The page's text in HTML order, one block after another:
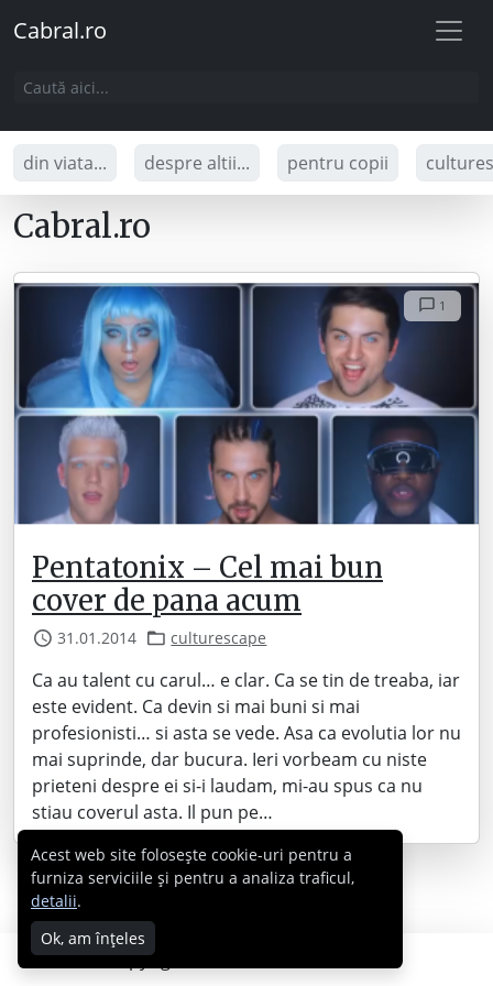
Cabral.ro
din viata... despre altii... pentru copii
Cabral.ro
1
Pentatonix – Cel mai bun
cover de pana acum
31.01.2014 culturescape
Ca au talent cu carul… e clar. Ca se tin de treaba, iar
este evident. Ca devin si mai buni si mai
profesionisti… si asta se vede. Asa ca evolutia lor nu
mai suprinde, dar bucura. Ieri vorbeam cu niste
prieteni despre ei si-i laudam, mi-au spus ca nu
stiau coverul asta. Il pun pe…
Copyright © 2007 - 2026 Cabral.ro
Acest web site folosește cookie-uri pentru a
furniza serviciile și pentru a analiza traficul,
detalii.
Ok, am înțeles